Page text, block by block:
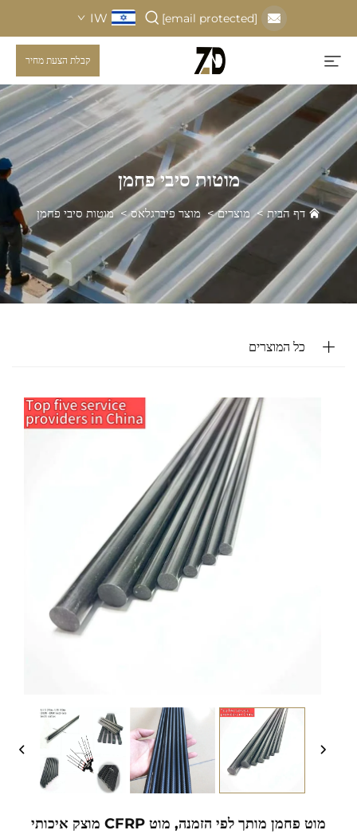
[email protected]
IW
קבלת הצעת מחיר
מוטות סיבי פחמן
דף הבית>מוצרים>מוצר פיברגלאס>מוטות סיבי פחמן
כל המוצרים
מוט פחמן מותך לפי הזמנה, מוט CFRP מוצק איכותי